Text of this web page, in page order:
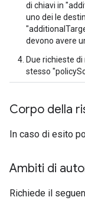
di chiavi in
uno dei le
devono avere
Due richieste
stesso
Corpo della
In caso di esito
Ambiti di
Richiede il